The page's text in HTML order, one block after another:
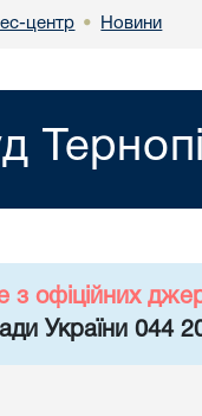
центр • Новини
з офіційних
України 044